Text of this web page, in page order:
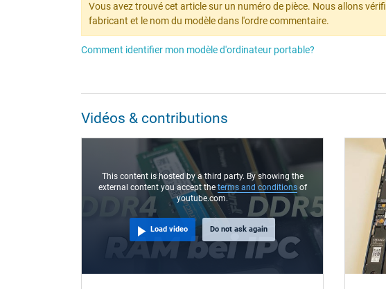
Vous avez trouvé cet article sur un numéro de pièce. Nous allons
fabricant et le nom du modèle dans l'ordre commentaire.
Comment identifier mon modèle d'ordinateur portable?
Vidéos & contributions
This content is hosted by a third party. By showing the
external content you accept the terms and conditionsof
youtube.com.
Load video Do not ask again